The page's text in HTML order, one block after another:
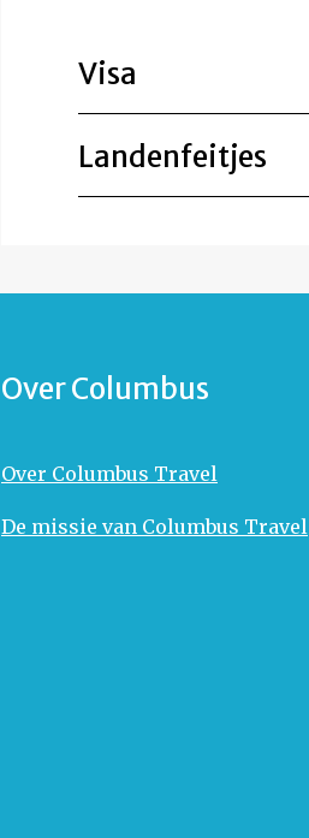
Visa
Landenfeitjes
Over Columbus
Over Columbus Travel
De missie van Columbus Travel